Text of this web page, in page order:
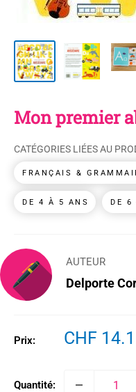
Mon premier
CATÉGORIES LIÉES AU
FRANÇAIS &
DE 4 À 5 ANS DE 6
AUTEUR
Delporte
Prix:
Prix
CHF
Quantité: